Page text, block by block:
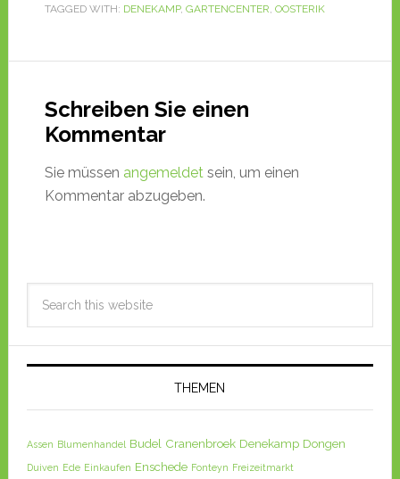
TAGGED WITH: DENEKAMP, GARTENCENTER, OOSTERIK
Schreiben Sie einen
Kommentar
Sie müssen angemeldetsein, um einen
Kommentar abzugeben.
THEMEN
Assen Blumenhandel Budel Cranenbroek Denekamp Dongen
Duiven Ede Einkaufen Enschede Fonteyn Freizeitmarkt